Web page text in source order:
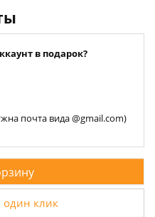
в подарок?
почта вида @gmail.com)
один клик